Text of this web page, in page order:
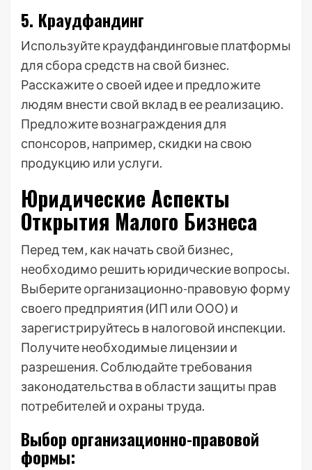
5. Краудфандинг
Используйте краудфандинговые платформы
для сбора средств на свой бизнес.
Расскажите о своей идее и предложите
людям внести свой вклад в ее реализацию.
Предложите вознаграждения для
спонсоров‚ например‚ скидки на свою
продукцию или услуги.
Юридические Аспекты
Открытия Малого Бизнеса
Перед тем‚ как начать свой бизнес‚
необходимо решить юридические вопросы.
Выберите организационно-правовую форму
своего предприятия (ИП или ООО) и
зарегистрируйтесь в налоговой инспекции.
Получите необходимые лицензии и
разрешения. Соблюдайте требования
законодательства в области защиты прав
потребителей и охраны труда.
Выбор организационно-правовой
формы: